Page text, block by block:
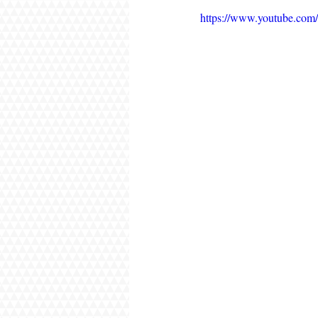
https://